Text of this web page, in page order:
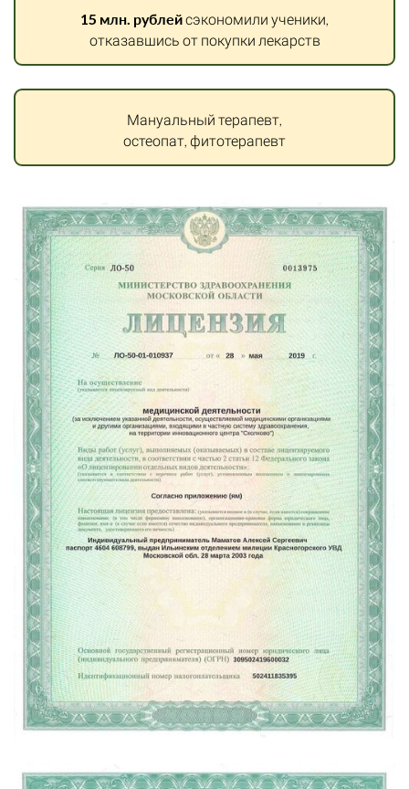
15 млн. рублейсэкономили ученики,
отказавшись от покупки лекарств
Мануальный терапевт,
остеопат, фитотерапевт